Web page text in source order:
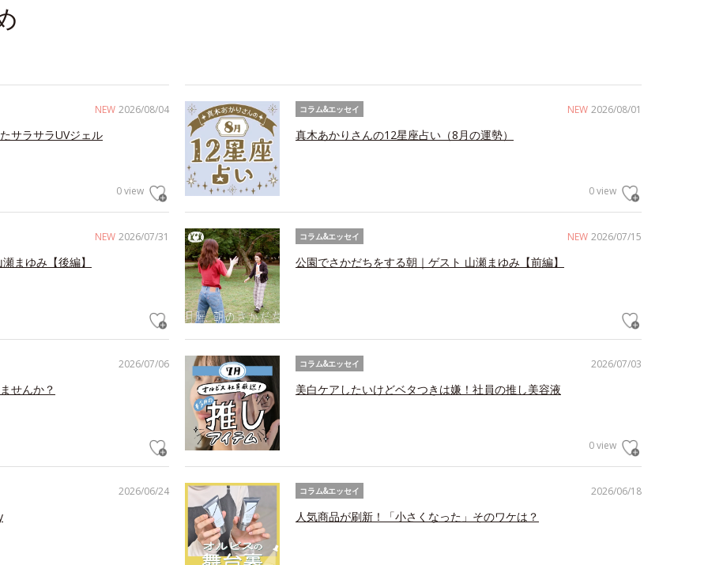
NEW 2026/08/04
サラサラUVジェル
0 view
NEW 2026/08/01
コラム&エッセイ
真木あかりさんの12星座占い（8月の運勢）
0 view
NEW 2026/07/31
まゆみ【後編】
NEW 2026/07/15
コラム&エッセイ
公園でさかだちをする朝｜ゲスト 山瀬まゆみ【前編】
2026/07/06
せんか？
2026/07/03
コラム&エッセイ
美白ケアしたいけどベタつきは嫌！社員の推し美容液
0 view
2026/06/24 2026/06/18
コラム&エッセイ
人気商品が刷新！「小さくなった」そのワケは？